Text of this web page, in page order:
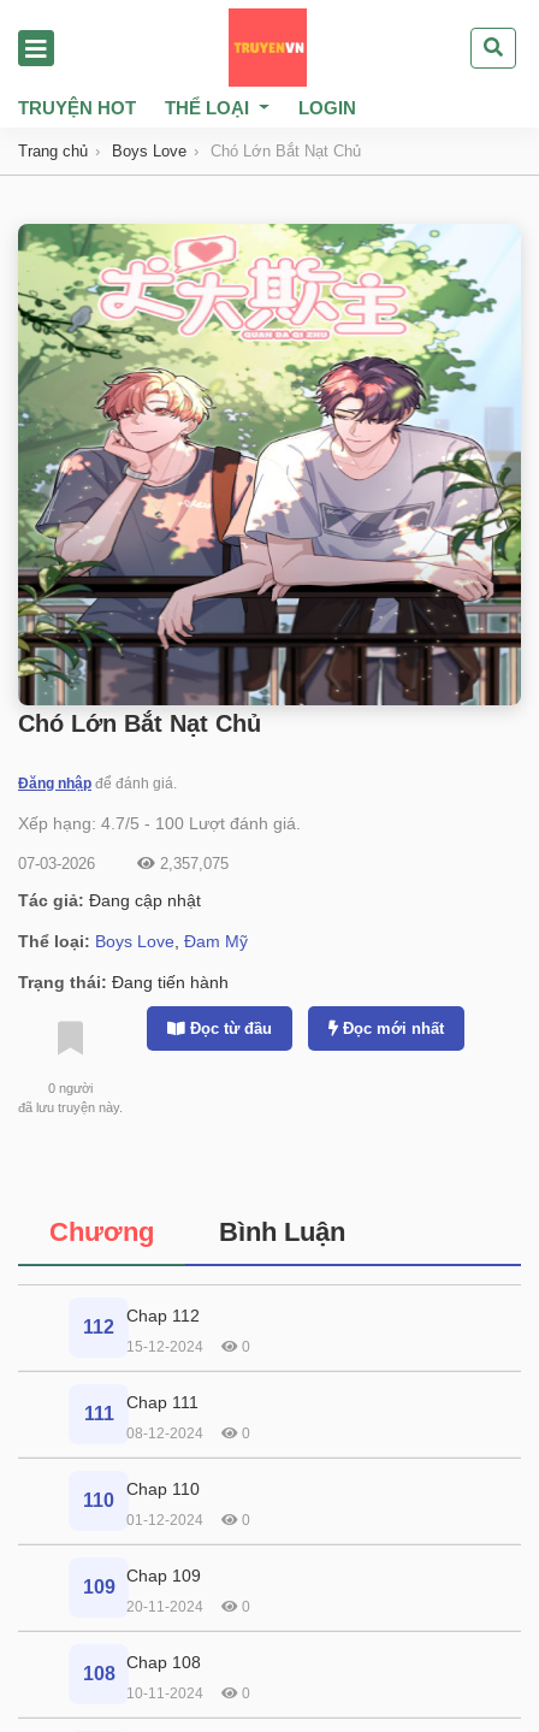
TRUYỆN HOT THỂ LOẠI LOGIN
Trang chủ Boys Love Chó Lớn Bắt Nạt Chủ
Chó Lớn Bắt Nạt Chủ
Đăng nhập để đánh giá.
Xếp hạng: 4.7/5 - 100 Lượt đánh giá.
07-03-2026 2,357,075
Tác giả: Đang cập nhật
Thể loại: Boys Love Đam Mỹ
Trạng thái: Đang tiến hành
0 người
đã lưu truyện này.
Đọc từ đầu Đọc mới nhất
Chương Bình Luận
112
Chap 112
15-12-2024 0
111
Chap 111
08-12-2024 0
110
Chap 110
01-12-2024 0
109
Chap 109
20-11-2024 0
108
Chap 108
10-11-2024 0